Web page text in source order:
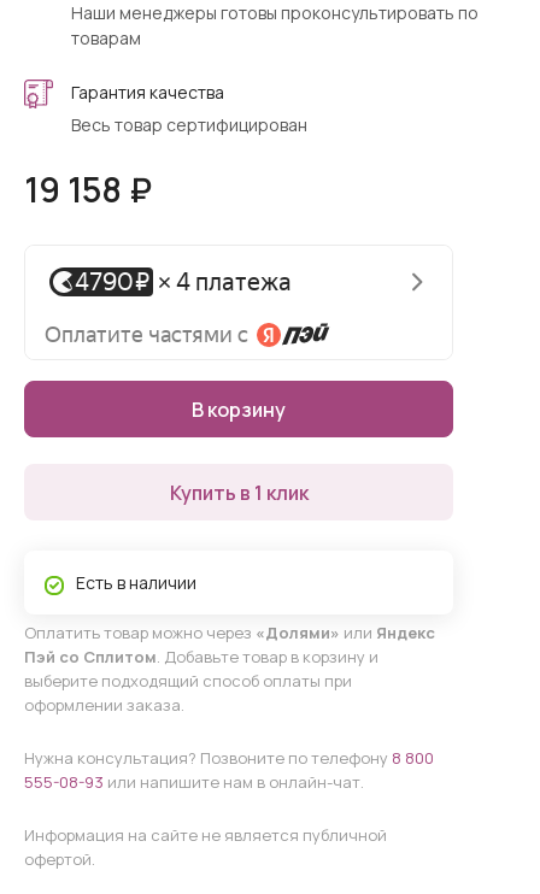
Наши менеджеры готовы проконсультировать по
товарам
Гарантия качества
Весь товар сертифицирован
19 158 ₽
В корзину
Купить в 1 клик
Есть в наличии
Оплатить товар можно через «Долями» или Яндекс
Пэй со Сплитом. Добавьте товар в корзину и
выберите подходящий способ оплаты при
оформлении заказа.
Нужна консультация? Позвоните по телефону 8 800
555-08-93 или напишите нам в онлайн-чат.
Информация на сайте не является публичной
офертой.